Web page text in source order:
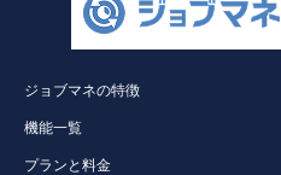
ジョブマネの特徴
機能一覧
プランと料金